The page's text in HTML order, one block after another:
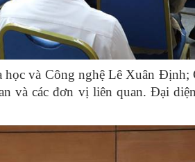
và Công nghệ Lê Xuân Định;
và các đơn vị liên quan. Đại